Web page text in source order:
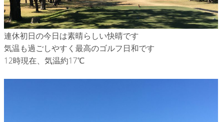
連休初日の今日は素晴らしい快晴です
気温も過ごしやすく最高のゴルフ日和です
12時現在、気温約17℃